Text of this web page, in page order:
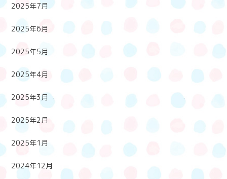
2025年7月
2025年6月
2025年5月
2025年4月
2025年3月
2025年2月
2025年1月
2024年12月